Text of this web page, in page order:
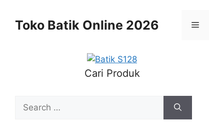
contentToko Batik Online 2026 Menu
Cari Produk
for: